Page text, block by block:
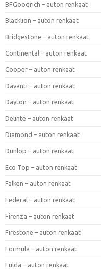
BFGoodrich – auton renkaat
Blacklion – auton renkaat
Bridgestone – auton renkaat
Continental – auton renkaat
Cooper – auton renkaat
Davanti – auton renkaat
Dayton – auton renkaat
Delinte – auton renkaat
Diamond – auton renkaat
Dunlop – auton renkaat
Eco Top – auton renkaat
Falken – auton renkaat
Federal – auton renkaat
Firenza – auton renkaat
Firestone – auton renkaat
Formula – auton renkaat
Fulda – auton renkaat